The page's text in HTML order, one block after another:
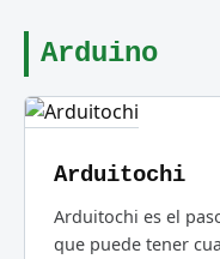
Arduino
Arduitochi
Arduitochi es el
que puede tener